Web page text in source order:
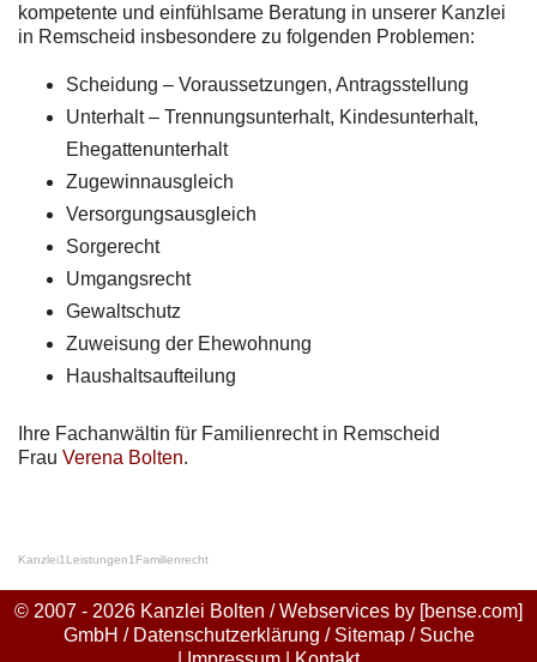
kompetente und einfühlsame Beratung in unserer Kanzlei
in Remscheid insbesondere zu folgenden Problemen:
Scheidung – Voraussetzungen, Antragsstellung
Unterhalt – Trennungsunterhalt, Kindesunterhalt,
Ehegattenunterhalt
Zugewinnausgleich
Versorgungsausgleich
Sorgerecht
Umgangsrecht
Gewaltschutz
Zuweisung der Ehewohnung
Haushaltsaufteilung
Ihre Fachanwältin für Familienrecht in Remscheid
Frau Verena Bolten.
Kanzlei1 Leistungen1 Familienrecht
© 2007 - 2026 Kanzlei Bolten / Webservices by [bense.com]
GmbH / Datenschutzerklärung / Sitemap/ Suche